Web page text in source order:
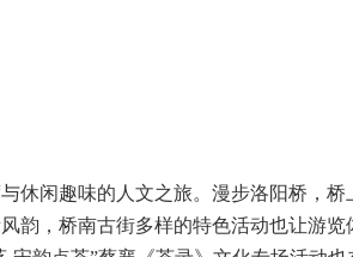
休闲趣味的人文之旅。漫步洛阳桥，桥
韵，桥南古街多样的特色活动也让游览